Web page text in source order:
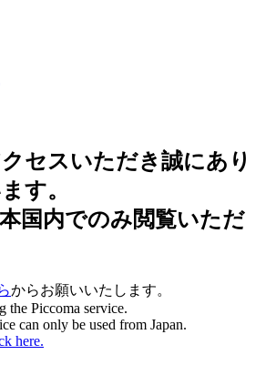
セスいただき誠にあり
す。
国内でのみ閲覧いただ
からお願いいたします。
the Piccoma service.
can only be used from Japan.
here.